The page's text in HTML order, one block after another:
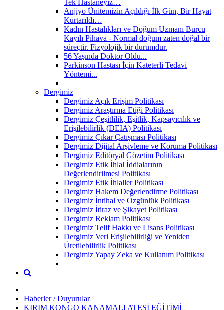
Anjiyo Ünitemizin Açıldığı İlk Gün, Bir Hayat
Kurtarıldı…
Kadın Hastalıkları ve Doğum Uzmanı Burcu
Kayılı Pihava - Normal doğum zaten doğal bir
süreçtir. Fizyolojik bir durumdur.
56 Yaşında Doktor Oldu...
Parkinson Hastası İçin Kateterli Tedavi
Yöntemi...
Dergimiz
Dergimiz Açık Erişim Politikası
Dergimiz Araştırma Etiği Politikası
Dergimiz Çeşitlilik, Eşitlik, Kapsayıcılık ve
Erişilebilirlik (DEIA) Politikası
Dergimiz Çıkar Çatışması Politikası
Dergimiz Dijital Arşivleme ve Koruma Politikası
Dergimiz Editöryal Gözetim Politikası
Dergimiz Etik İhlal İddialarının
Değerlendirilmesi Politikası
Dergimiz Etik İhlaller Politikası
Dergimiz Hakem Değerlendirme Politikası
Dergimiz İntihal ve Özgünlük Politikası
Dergimiz İtiraz ve Şikayet Politikası
Dergimiz Reklam Politikası
Dergimiz Telif Hakkı ve Lisans Politikası
Dergimiz Veri Erişilebilirliği ve Yeniden
Üretilebilirlik Politikası
Dergimiz Yapay Zeka ve Kullanım Politikası
Haberler / Duyurular
KIRIM KONGO KANAMALI ATEŞİ EĞİTİMİ